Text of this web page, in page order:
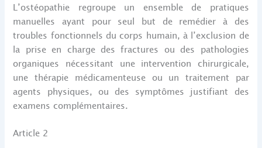
L’ostéopathie regroupe un ensemble de pratiques
manuelles ayant pour seul but de remédier à des
troubles fonctionnels du corps humain, à l’exclusion de
la prise en charge des fractures ou des pathologies
organiques nécessitant une intervention chirurgicale,
une thérapie médicamenteuse ou un traitement par
agents physiques, ou des symptômes justifiant des
examens complémentaires.
Article 2